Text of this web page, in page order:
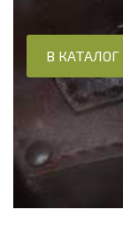
В КАТАЛОГ